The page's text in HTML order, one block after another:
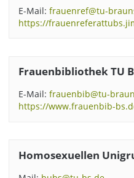
E-Mail: frauenref@tu-
https://
Frauenbibliothek TU
E-Mail: frauenbib@tu-
https://www.frauenbib-
Homosexuellen